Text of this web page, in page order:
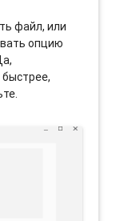
файл, или
опцию
быстрее,